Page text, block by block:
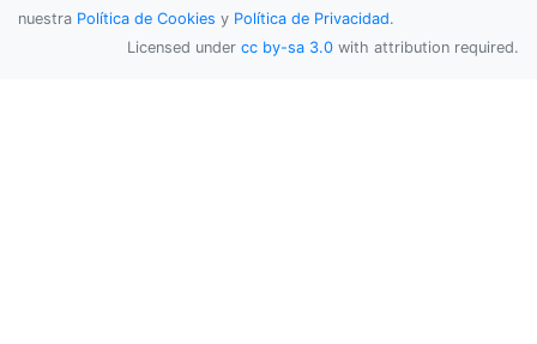
nuestra Política de Cookies y Política de Privacidad.
Licensed under cc by-sa 3.0 with attribution required.